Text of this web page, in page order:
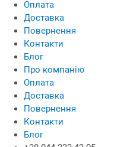
Оплата
Доставка
Повернення
Контакти
Блог
Про компанію
Оплата
Доставка
Повернення
Контакти
Блог